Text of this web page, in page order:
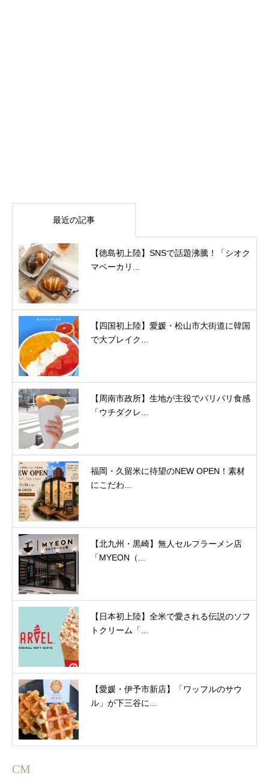
最近の記事
【徳島初上陸】SNSで話題沸騰！「シオク
マベーカリ...
【四国初上陸】愛媛・松山市大街道に韓国
で大ブレイク...
【周南市政所】生地が主役でパリパリ食感
「ウチダクレ...
福岡・久留米に待望のNEW OPEN！素材
にこだわ...
【北九州・黒崎】無人セルフラーメン店
「MYEON（...
【日本初上陸】全米で愛される伝説のソフ
トクリーム「...
【愛媛・伊予市新店】「ワッフルのサウ
ル」が下三谷に...
CM